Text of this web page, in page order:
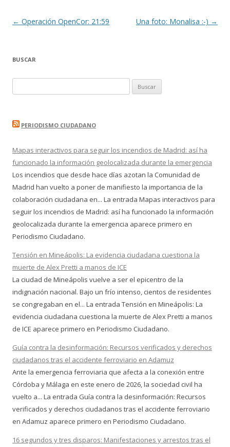
Navegación
← Operación OpenCor: 21:59 Una foto: Monalisa :-) →
BUSCAR
PERIODISMO CIUDADANO
Mapas interactivos para seguir los incendios de Madrid: así ha
funcionado la información geolocalizada durante la emergencia
Los incendios que desde hace días azotan la Comunidad de
Madrid han vuelto a poner de manifiesto la importancia de la
colaboración ciudadana en... La entrada Mapas interactivos para
seguir los incendios de Madrid: así ha funcionado la información
geolocalizada durante la emergencia aparece primero en
Periodismo Ciudadano.
Tensión en Mineápolis: La evidencia ciudadana cuestiona la
muerte de Alex Pretti a manos de ICE
La ciudad de Mineápolis vuelve a ser el epicentro de la
indignación nacional. Bajo un frío intenso, cientos de residentes
se congregaban en el... La entrada Tensión en Mineápolis: La
evidencia ciudadana cuestiona la muerte de Alex Pretti a manos
de ICE aparece primero en Periodismo Ciudadano.
Guía contra la desinformación: Recursos verificados y derechos
ciudadanos tras el accidente ferroviario en Adamuz
Ante la emergencia ferroviaria que afecta a la conexión entre
Córdoba y Málaga en este enero de 2026, la sociedad civil ha
vuelto a... La entrada Guía contra la desinformación: Recursos
verificados y derechos ciudadanos tras el accidente ferroviario
en Adamuz aparece primero en Periodismo Ciudadano.
16 segundos y tres disparos: Manifestaciones y arrestos tras el